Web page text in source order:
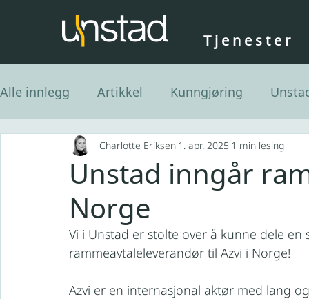
Tjenester
Alle innlegg Artikkel Kunngjøring
Unstad inngår
Norge
Charlotte Eriksen 1. apr. 2025 1 min lesing
Vi i Unstad er stolte over å kunne dele
rammeavtaleleverandør til Azvi i Norge!
Azvi er en internasjonal aktør med lang